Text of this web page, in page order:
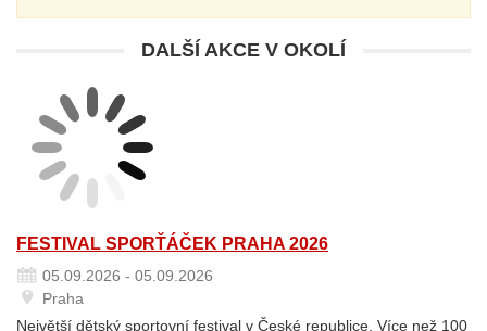
DALŠÍ AKCE V OKOLÍ
FESTIVAL SPORŤÁČEK PRAHA 2026
05.09.2026 - 05.09.2026
Praha
Největší dětský sportovní festival v České republice. Více než 100